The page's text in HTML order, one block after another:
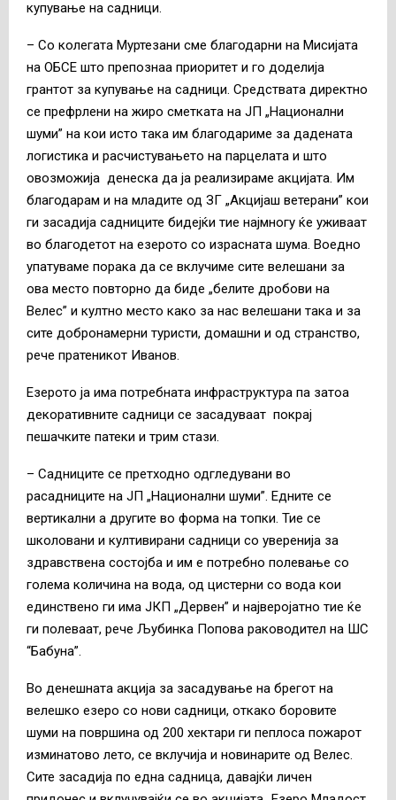
купување на садници.
– Со колегата Муртезани сме благодарни на Мисијата
на ОБСЕ што препознаа приоритет и го доделија
грантот за купување на садници. Средствата директно
се префрлени на жиро сметката на ЈП „Национални
шуми” на кои исто така им благодариме за дадената
логистика и расчистувањето на парцелата и што
овозможија денеска да ја реализираме акцијата. Им
благодарам и на младите од ЗГ „Акцијаш ветерани” кои
ги засадија садниците бидејќи тие најмногу ќе уживаат
во благодетот на езерото со израсната шума. Воедно
упатуваме порака да се вклучиме сите велешани за
ова место повторно да биде „белите дробови на
Велес” и култно место како за нас велешани така и за
сите добронамерни туристи, домашни и од странство,
рече пратеникот Иванов.
Езерото ја има потребната инфраструктура па затоа
декоративните садници се засадуваат покрај
пешачките патеки и трим стази.
– Садниците се претходно одгледувани во
расадниците на ЈП „Национални шуми”. Едните се
вертикални а другите во форма на топки. Тие се
школовани и култивирани садници со уверенија за
здравствена состојба и им е потребно полевање со
голема количина на вода, од цистерни со вода кои
единствено ги има ЈКП „Дервен” и најверојатно тие ќе
ги полеваат, рече Љубинка Попова раководител на ШС
“Бабуна”.
Во денешната акција за засадување на брегот на
велешко езеро со нови садници, откако боровите
шуми на површина од 200 хектари ги пеплоса пожарот
изминатово лето, се вклучија и новинарите од Велес.
Сите засадија по една садница, давајќи личен